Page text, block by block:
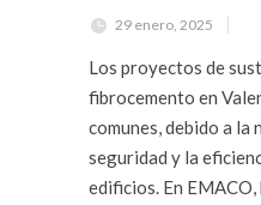
29 enero, 2025
Los proyectos de
fibrocemento en
comunes, debido a la
seguridad y la
edificios. En